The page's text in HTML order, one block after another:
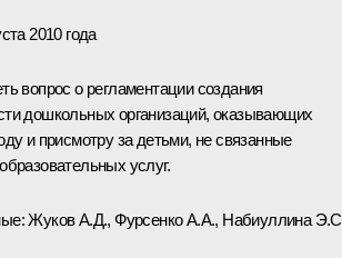
2010 года
вопрос о регламентации создания
дошкольных организаций, оказывающих
и присмотру за детьми, не связанные
услуг.
Жуков А.Д., Фурсенко А.А., Набиуллина